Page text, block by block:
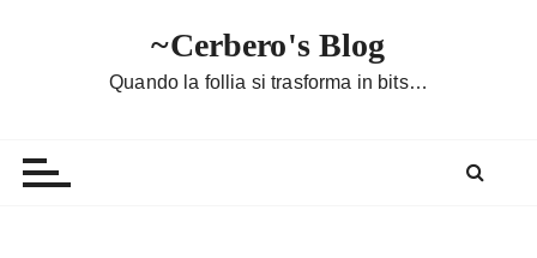
~Cerbero's Blog
Quando la follia si trasforma in bits…